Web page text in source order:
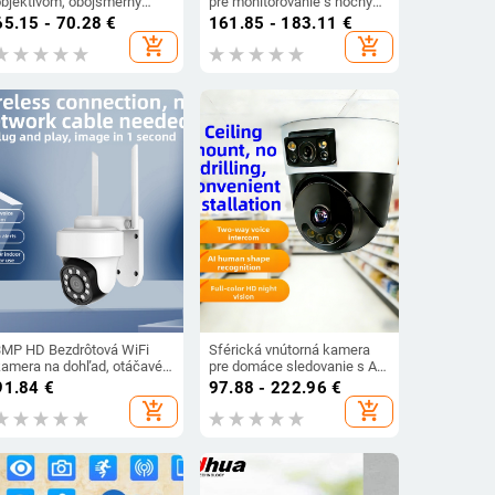
budík funkcia,
hlasom, HD WiFi
- 70.28 €
add_shopping_cart
videním, vonkajšia PTZ
guľová kamera, vodotesná
161.85 - 183.11 €
add_shopping_cart
HD Bezdrôtová WiFi
na dohľad, otáčavé
355°/90°, vnútorné a
použitie, IP65
IR nočné videnie 30
€
add_shopping_cart
Sférická vnútorná kamera
pre domáce sledovanie s AI,
360° panoramatický pohľad,
220V napájanie,
automatická kompenzácia
svetla, alarmová funkcia
97.88 - 222.96 €
add_shopping_cart